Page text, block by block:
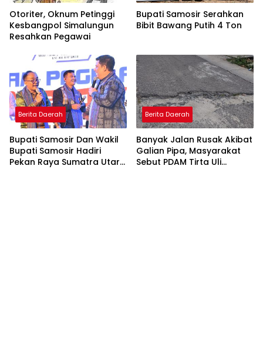
Otoriter, Oknum Petinggi
Kesbangpol Simalungun
Resahkan Pegawai
Bupati Samosir Serahkan
Bibit Bawang Putih 4 Ton
Berita Daerah
Bupati Samosir Dan Wakil
Bupati Samosir Hadiri
Pekan Raya Sumatra Utara
Berita Daerah
Banyak Jalan Rusak Akibat
Galian Pipa, Masyarakat
Sebut PDAM Tirta Uli